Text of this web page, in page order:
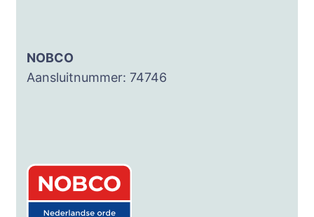
NOBCO
Aansluitnummer: 74746